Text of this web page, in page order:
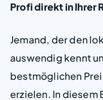
Profi direkt in Ihrer
Jemand, der den
auswendig kennt
bestmöglichen
erzielen. In diesem